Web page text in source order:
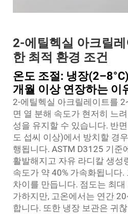
2-에틸헥실 아크릴
한 최적 환경 조건
온도 조절: 냉장
개월 이상 연장하는 이
2-에틸헥실 아크릴레이트를
면 열 분해 속도가 현저히 느
성을 유지할 수 있습니다. 반
도 섭씨 이상)에서 방치할 경
행됩니다. ASTM D3125 기준
활발해지고 자유 라디칼 생성
속도가 약 40% 가속화됩니다
차이를 만듭니다. 점도는 최
가하지만, 고온에서는 연간
합니다. 또한 냉장 보관은 귀